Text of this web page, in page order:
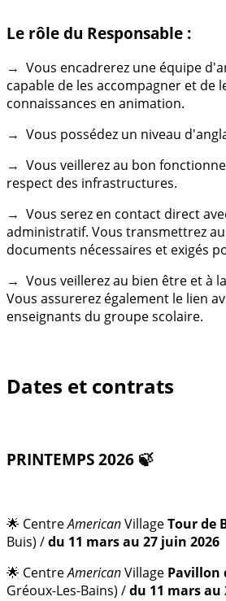
Le rôle du Responsable :
→ Vous encadrerez une équipe
capable de les accompagner et de
connaissances en animation.
→ Vous possédez un niveau
→ Vous veillerez au bon
respect des infrastructures.
→ Vous serez en contact direct
administratif. Vous transmettrez
documents nécessaires et exigés
→ Vous veillerez au bien être et à
Vous assurerez également le lien
enseignants du groupe scolaire.
Dates et contrats
PRINTEMPS 2026 🍃
🌟 CentreAmericanVillageTour de
Buis) /du 11 mars au 27 juin 2026
🌟 CentreAmericanVillage Pavillon
Gréoux-Les-Bains) /du 11 mars au